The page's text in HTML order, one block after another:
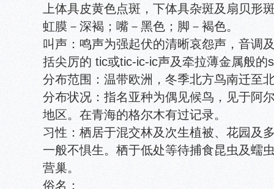
上体具皮黄色点斑，下体具杂斑及扇贝形
虹膜－深褐；嘴－黑色；脚－褐色。
叫声：鸣声为强起伏的清晰哀怨声，音调
括尖厉的 tic或tic-ic-ic声及牵拉薄金属般的
分布范围：温带欧洲，冬季北方鸟南迁至
分布状况：指名亚种为偶见候鸟，见于阿
地区。在青海的格尔木有过记录。
习性：栖居于混交林及次生植被、花园及
一般不惧生。栖于低处等待捕食昆虫及蠕
营巢。
俗名：